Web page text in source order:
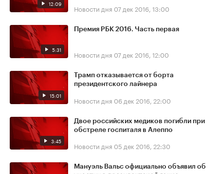
12:09 Новости дня 07 дек 2016, 13:00
5:31
Премия РБК 2016. Часть первая
Новости дня 07 дек 2016, 12:00
15:01
Трамп отказывается от борта
президентского лайнера
Новости дня 06 дек 2016, 22:00
3:45
Двое российских медиков погибли при
обстреле госпиталя в Алеппо
Новости дня 05 дек 2016, 22:30
Мануэль Вальс официально объявил об